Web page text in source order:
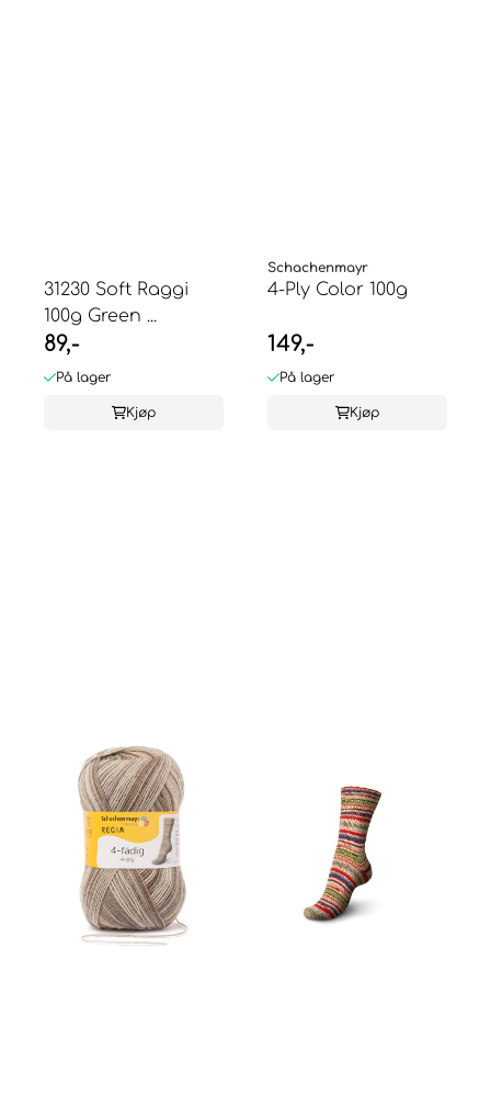
31230 Soft Raggi
100g Green ...
89,-
På lager
Kjøp
Schachenmayr
4-Ply Color 100g
149,-
På lager
Kjøp